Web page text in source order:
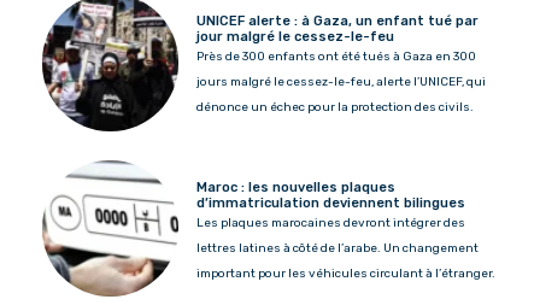
UNICEF alerte : à Gaza, un enfant tué par
jour malgré le cessez-le-feu
Près de 300 enfants ont été tués à Gaza en 300
jours malgré le cessez-le-feu, alerte l’UNICEF, qui
dénonce un échec pour la protection des civils.
Maroc : les nouvelles plaques
d’immatriculation deviennent bilingues
Les plaques marocaines devront intégrer des
lettres latines à côté de l’arabe. Un changement
important pour les véhicules circulant à l’étranger.